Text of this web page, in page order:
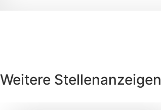
Weitere Stellenanzeigen